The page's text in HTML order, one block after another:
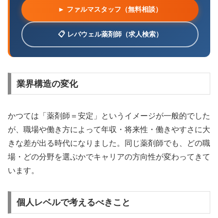
► ファルマスタッフ（無料相談）
📋 レバウェル薬剤師（求人検索）
業界構造の変化
かつては「薬剤師＝安定」というイメージが一般的でした
が、職場や働き方によって年収・将来性・働きやすさに大
きな差が出る時代になりました。同じ薬剤師でも、どの職
場・どの分野を選ぶかでキャリアの方向性が変わってきて
います。
個人レベルで考えるべきこと